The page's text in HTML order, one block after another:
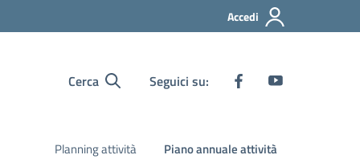
Accedi
Cerca Seguici su:
Planning attività Piano annuale attività